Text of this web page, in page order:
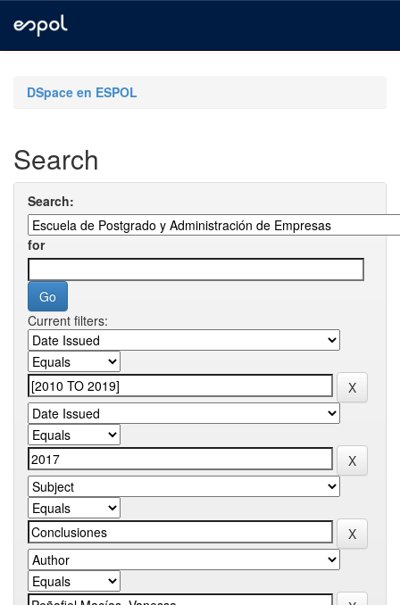
navigationDSpace en ESPOL
Search
Search:
for
Current filters: